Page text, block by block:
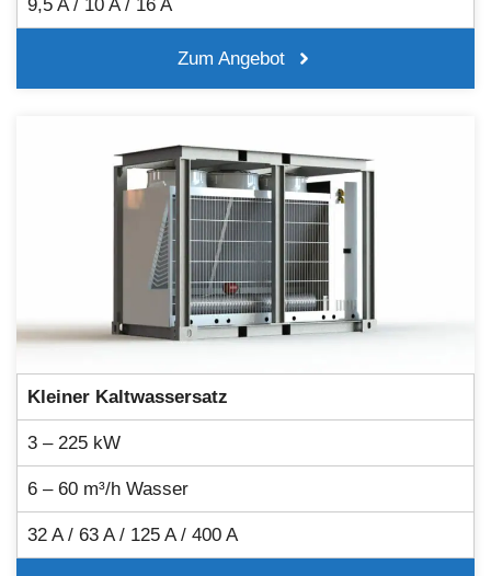
9,5 A / 10 A / 16 A
Zum Angebot
Kleiner Kaltwassersatz
3 – 225 kW
6 – 60 m³/h Wasser
32 A / 63 A / 125 A / 400 A